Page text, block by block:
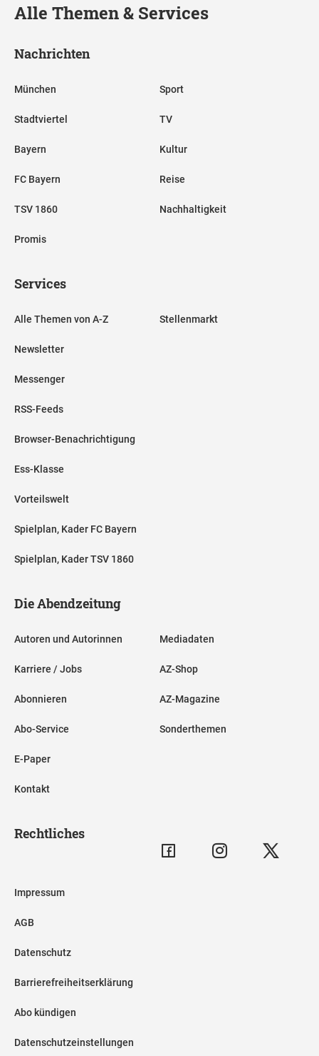
Alle Themen & Services
Nachrichten
München
Stadtviertel
Bayern
FC Bayern
TSV 1860
Promis
Sport
TV
Kultur
Reise
Nachhaltigkeit
Services
Alle Themen von A-Z
Newsletter
Messenger
RSS-Feeds
Browser-Benachrichtigung
Ess-Klasse
Vorteilswelt
Spielplan, Kader FC Bayern
Spielplan, Kader TSV 1860
Stellenmarkt
Die Abendzeitung
Autoren und Autorinnen
Karriere / Jobs
Abonnieren
Abo-Service
E-Paper
Kontakt
Mediadaten
AZ-Shop
AZ-Magazine
Sonderthemen
Rechtliches
Impressum
AGB
Datenschutz
Barrierefreiheitserklärung
Abo kündigen
Datenschutzeinstellungen